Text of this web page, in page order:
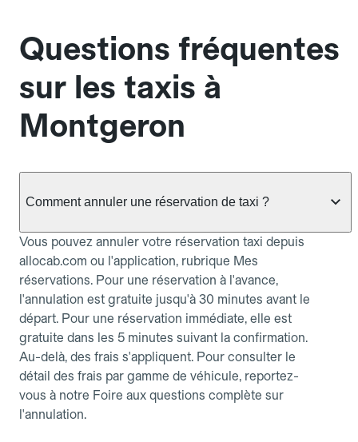
Questions fréquentes
sur les taxis à
Montgeron
Comment annuler une réservation de taxi ?
Vous pouvez annuler votre réservation taxi depuis
allocab.com ou l'application, rubrique Mes
réservations. Pour une réservation à l'avance,
l'annulation est gratuite jusqu'à 30 minutes avant le
départ. Pour une réservation immédiate, elle est
gratuite dans les 5 minutes suivant la confirmation.
Au-delà, des frais s'appliquent. Pour consulter le
détail des frais par gamme de véhicule, reportez-
vous à notre Foire aux questions complète sur
l'annulation.